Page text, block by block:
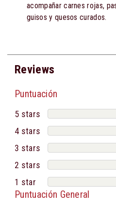
acompañar carnes rojas,
guisos y quesos curados.
Reviews
Puntuación
5 stars
4 stars
3 stars
2 stars
1 star
Puntuación General